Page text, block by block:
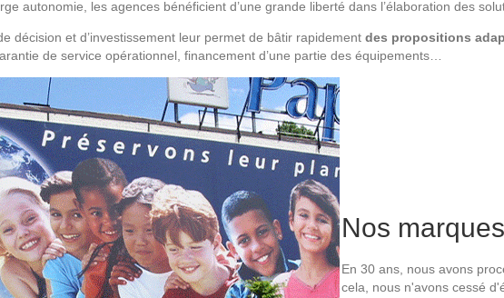
autonomie, les agences bénéficient d’une grande liberté dans l’élaboration des
décision et d’investissement leur permet de bâtir rapidement des propositions
de service opérationnel, financement d’une partie des équipements…
Nos marques
En 30 ans, nous avons
cela, nous n'avons cessé